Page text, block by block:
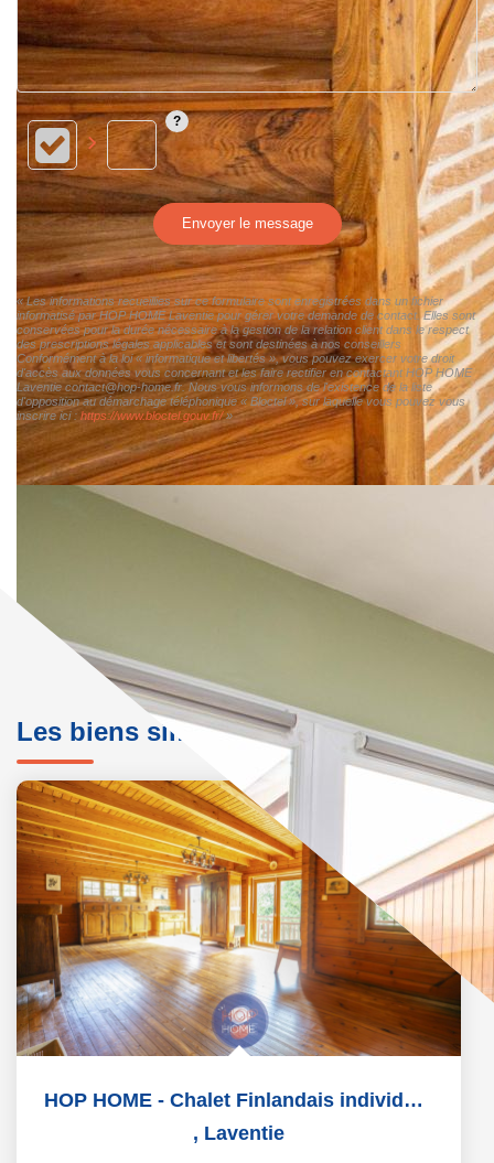
Envoyer le message
« Les informations recueillies sur ce formulaire sont enregistrées dans un fichier
informatisé par HOP HOME Laventie pour gérer votre demande de contact. Elles sont
conservées pour la durée nécessaire à la gestion de la relation client dans le respect
des prescriptions légales applicables et sont destinées à nos conseillers
Conformément à la loi « informatique et libertés », vous pouvez exercer votre droit
d'accès aux données vous concernant et les faire rectifier en contactant HOP HOME
Laventie contact@hop-home.fr. Nous vous informons de l'existence de la liste
d'opposition au démarchage téléphonique « Bloctel », sur laquelle vous pouvez vous
inscrire ici : https://www.bloctel.gouv.fr/»
Les biens similaires
HOP HOME - Chalet Finlandais individuelle, 174m2 / 290m2, L
, Laventie